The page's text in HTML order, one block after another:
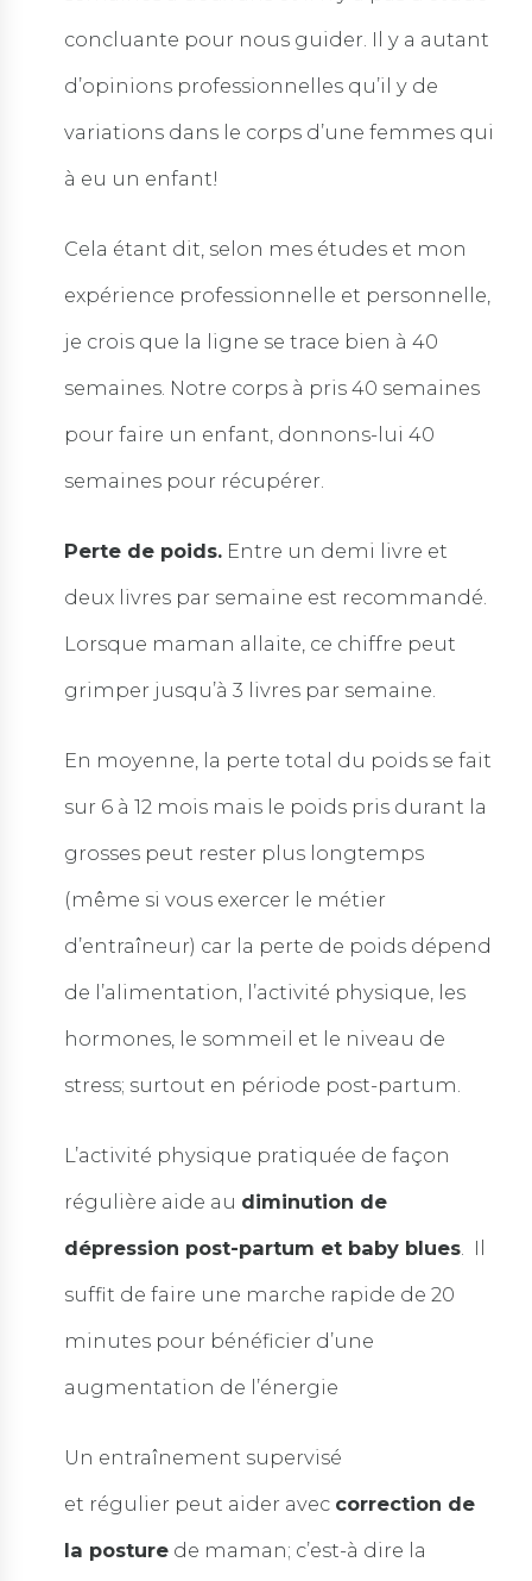
concluante pour nous guider. Il y a autant
d’opinions professionnelles qu’il y de
variations dans le corps d’une femmes qui
à eu un enfant!
Cela étant dit, selon mes études et mon
expérience professionnelle et personnelle,
je crois que la ligne se trace bien à 40
semaines. Notre corps à pris 40 semaines
pour faire un enfant, donnons-lui 40
semaines pour récupérer.
Perte de poids. Entre un demi livre et
deux livres par semaine est recommandé.
Lorsque maman allaite, ce chiffre peut
grimper jusqu’à 3 livres par semaine.
En moyenne, la perte total du poids se fait
sur 6 à 12 mois mais le poids pris durant la
grosses peut rester plus longtemps
(même si vous exercer le métier
d’entraîneur) car la perte de poids dépend
de l’alimentation, l’activité physique, les
hormones, le sommeil et le niveau de
stress; surtout en période post-partum.
L’activité physique pratiquée de façon
régulière aide au diminution de
dépression post-partum et baby blues . Il
suffit de faire une marche rapide de 20
minutes pour bénéficier d’une
augmentation de l’énergie
Un entraînement supervisé
et régulier peut aider avec correction de
la posture de maman; c’est-à dire la